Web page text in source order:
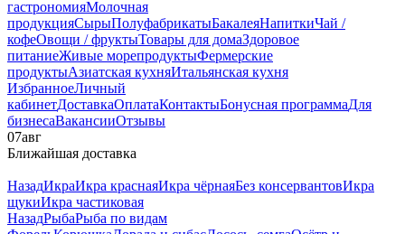
гастрономияМолочная
продукцияСырыПолуфабрикатыБакалеяНапиткиЧай /
кофеОвощи / фруктыТовары для домаЗдоровое
питаниеЖивые морепродуктыФермерские
продуктыАзиатская кухняИтальянская кухня
ИзбранноеЛичный
кабинетДоставкаОплатаКонтактыБонусная программаДля
бизнесаВакансииОтзывы
07авг
Ближайшая доставка
НазадИкраИкра краснаяИкра чёрнаяБез консервантовИкра
щукиИкра частиковая
НазадРыбаРыба по видам